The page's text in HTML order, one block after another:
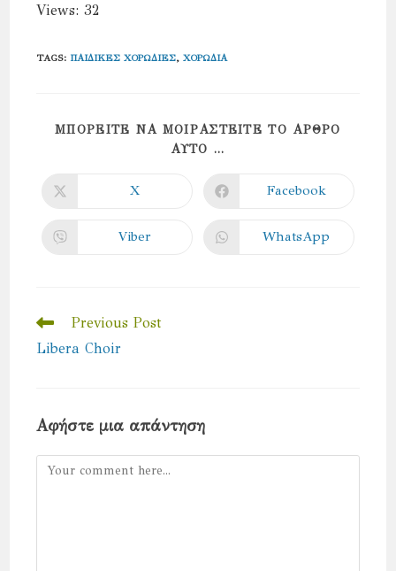
Views: 32
TAGS: ΠΑΙΔΙΚΈΣ ΧΟΡΩΔΊΕΣ, ΧΟΡΩΔΊΑ
ΜΠΟΡΕΊΤΕ ΝΑ ΜΟΙΡΑΣΤΕΊΤΕ ΤΟ ΆΡΘΡΟ
ΑΥΤΌ ...
CONTENT
Opens
new
window
X
Opens
new
window
Facebook
Opens
Viber
Opens
WhatsApp
Read
articles
Previous Post
Libera Choir
Αφήστε μια απάντηση
Comment